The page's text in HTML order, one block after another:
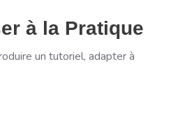
à la Pratique
un tutoriel, adapter à